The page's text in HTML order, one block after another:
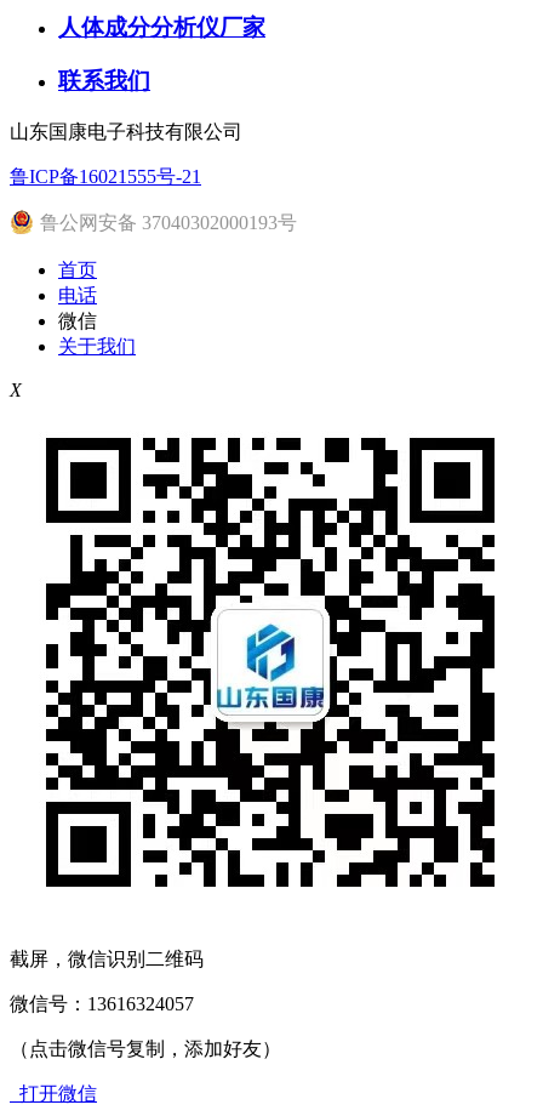
人体成分分析仪厂家
联系我们
山东国康电子科技有限公司
鲁ICP备16021555号-21
鲁公网安备 37040302000193号
首页
电话
微信
关于我们
X
截屏，微信识别二维码
微信号： 13616324057
（点击微信号复制，添加好友）
打开微信